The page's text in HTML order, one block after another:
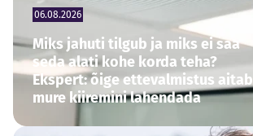
06.08.2026
Miks jahuti tilgub ja miks ei saa
seda alati kohe korda teha?
Ekspert: õige ettevalmistus aitab
mure kiiremini lahendada